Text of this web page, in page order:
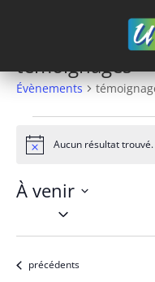
témoignages
Évènements
Évènements
NoticeAucun résultat trouvé.
À venir
Sélectionnez
Évènements
précédents